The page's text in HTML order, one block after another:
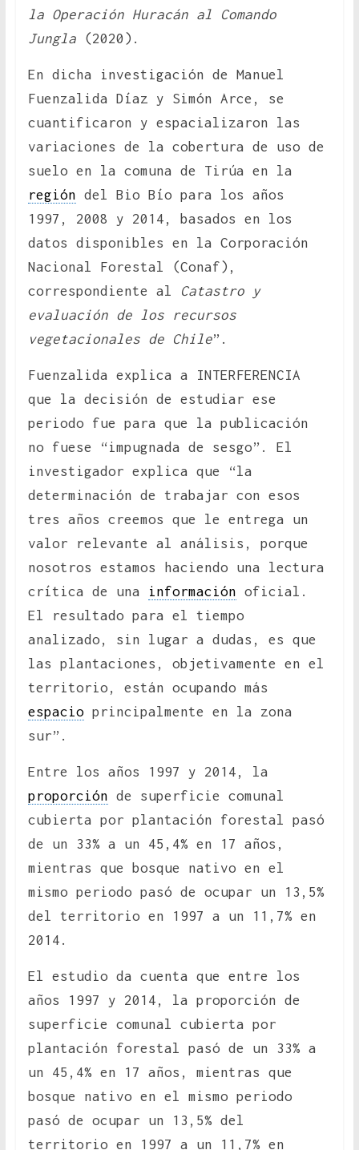
la Operación Huracán al Comando
Jungla(2020).
En dicha investigación de Manuel
Fuenzalida Díaz y Simón Arce, se
cuantificaron y espacializaron las
variaciones de la cobertura de uso de
suelo en la comuna de Tirúa en la
región del Bio Bío para los años
1997, 2008 y 2014, basados en los
datos disponibles en la Corporación
Nacional Forestal (Conaf),
correspondiente al
Catastro y
evaluación de los recursos
vegetacionales de Chile”.
Fuenzalida explica a INTERFERENCIA
que la decisión de estudiar ese
periodo fue para que la publicación
no fuese “impugnada de sesgo”. El
investigador explica que “la
determinación de trabajar con esos
tres años creemos que le entrega un
valor relevante al análisis, porque
nosotros estamos haciendo una lectura
crítica de una
información oficial.
El resultado para el tiempo
analizado, sin lugar a dudas, es que
las plantaciones, objetivamente en el
territorio, están ocupando más
espacioprincipalmente en la zona
sur”.
Entre los años 1997 y 2014, la
proporción de superficie comunal
cubierta por plantación forestal pasó
de un 33% a un 45,4% en 17 años,
mientras que bosque nativo en el
mismo periodo pasó de ocupar un 13,5%
del territorio en 1997 a un 11,7% en
2014.
El estudio da cuenta que entre los
años 1997 y 2014, la proporción de
superficie comunal cubierta por
plantación forestal pasó de un 33% a
un 45,4% en 17 años, mientras que
bosque nativo en el mismo periodo
pasó de ocupar un 13,5% del
territorio en 1997 a un 11,7% en